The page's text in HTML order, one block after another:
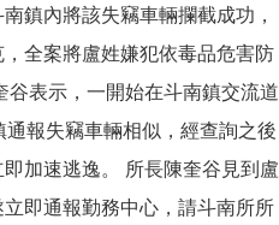
鎮內將該失竊車輛攔截成功，
全案將盧姓嫌犯依毒品危害防
表示，一開始在斗南鎮交流道
報失竊車輛相似，經查詢之後
加速逃逸。 所長陳奎谷見到盧
即通報勤務中心，請斗南所所